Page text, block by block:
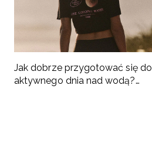
Jak dobrze przygotować się do
aktywnego dnia nad wodą?